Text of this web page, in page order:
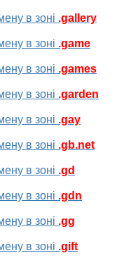
в зоні .gallery
в зоні .game
в зоні .games
в зоні .garden
в зоні .gay
в зоні .gb.net
в зоні .gd
в зоні .gdn
в зоні .gg
в зоні .gift